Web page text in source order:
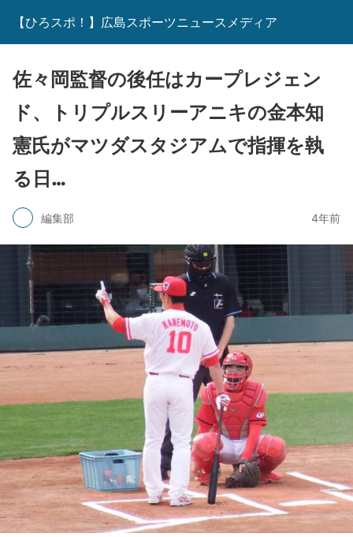
【ひろスポ！】広島スポーツニュースメディア
佐々岡監督の後任はカープレジェン
ド、トリプルスリーアニキの金本知
憲氏がマツダスタジアムで指揮を執
る日…
編集部 4年前